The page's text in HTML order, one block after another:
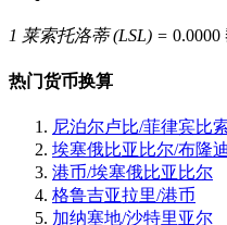
1 莱索托洛蒂 (LSL) =
热门货币换算
尼泊尔卢比/菲律宾比
埃塞俄比亚比尔/布隆
港币/埃塞俄比亚比尔
格鲁吉亚拉里/港币
加纳塞地/沙特里亚尔